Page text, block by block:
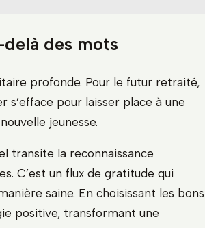
des mots
profonde. Pour le futur retraité,
s’efface pour laisser place à une
jeunesse.
transite la reconnaissance
C’est un flux de gratitude qui
saine. En choisissant les bons
positive, transformant une